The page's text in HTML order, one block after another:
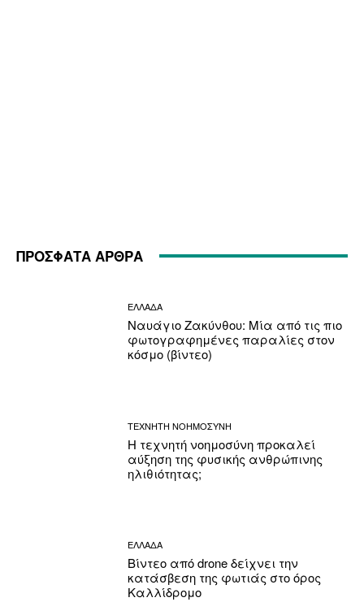
ΠΡΟΣΦΑΤΑ ΑΡΘΡΑ
ΕΛΛΑΔΑ
Ναυάγιο Ζακύνθου: Μία από τις πιο
φωτογραφημένες παραλίες στον
κόσμο (βίντεο)
ΤΕΧΝΗΤΗ ΝΟΗΜΟΣΥΝΗ
Η τεχνητή νοημοσύνη προκαλεί
αύξηση της φυσικής ανθρώπινης
ηλιθιότητας;
ΕΛΛΑΔΑ
Βίντεο από drone δείχνει την
κατάσβεση της φωτιάς στο όρος
Καλλίδρομο